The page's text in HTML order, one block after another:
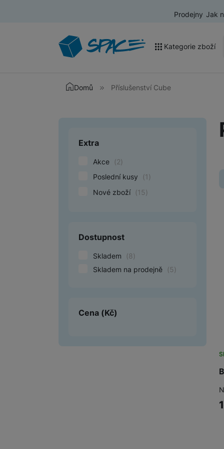
Prodejny Jak
Kategorie zboží
Akce a výprodej
Televize
Audio
Domácí spotřebiče
Domů Příslušenství Cube
Upřesnit
Extra
Akce (2)
Poslední kusy
(1 )
Nové zboží (15)
Dostupnost
Skladem (8)
Skladem na prodejně
(5)
Cena (Kč)